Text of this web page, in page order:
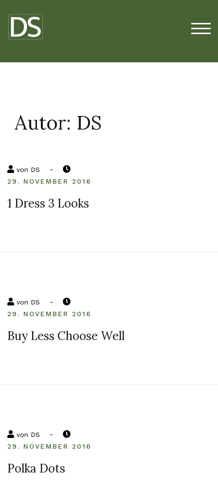
Inhalt
springen
Autor: DS
von DS -
29. NOVEMBER 2016
1 Dress 3 Looks
von DS -
29. NOVEMBER 2016
Buy Less Choose Well
von DS -
29. NOVEMBER 2016
Polka Dots